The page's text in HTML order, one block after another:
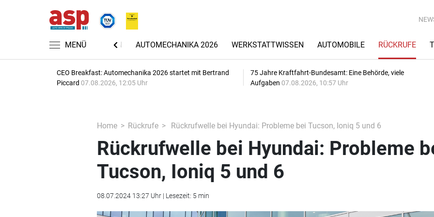
MENÜ
NACHRICHTEN AUTOMECHANIKA 2026 WERKSTATTWISSEN AUTOMOBILE RÜCKRUFE
CEO Breakfast: Automechanika 2026 startet mit Bertrand
Piccard 07.08.2026, 12:05 Uhr
75 Jahre Kraftfahrt-Bundesamt: Eine Behörde, viele
Aufgaben 07.08.2026, 10:57 Uhr
Home Rückrufe Rückrufwelle bei Hyundai: Probleme bei Tucson, Ioniq 5 und 6
Rückrufwelle bei Hyundai: Probleme
Tucson, Ioniq 5 und 6
08.07.2024 13:27 Uhr | Lesezeit: 5 min